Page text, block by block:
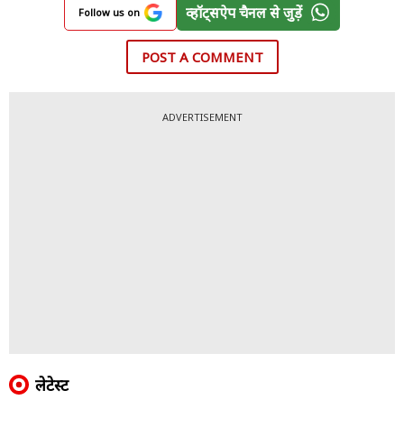
Follow us on व्हॉट्सऐप चैनल से जुड़ें
POST A COMMENT
ADVERTISEMENT
लेटेस्ट